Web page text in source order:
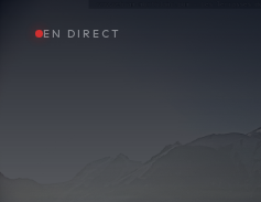
EN DIRECT